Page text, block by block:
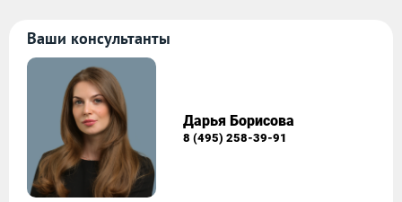
Ваши консультанты
Дарья Борисова
8 (495) 258-39-91